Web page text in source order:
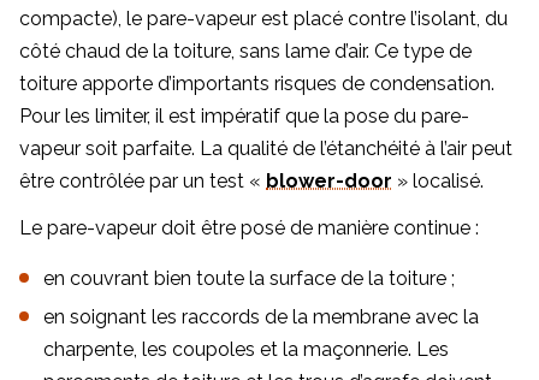
compacte), le pare-vapeur est placé contre l’isolant, du
côté chaud de la toiture, sans lame d’air. Ce type de
toiture apporte d’importants risques de condensation.
Pour les limiter, il est impératif que la pose du pare-
vapeur soit parfaite. La qualité de l’étanchéité à l’air peut
être contrôlée par un test « blower-door » localisé.
Le pare-vapeur doit être posé de manière continue :
en couvrant bien toute la surface de la toiture ;
en soignant les raccords de la membrane avec la
charpente, les coupoles et la maçonnerie. Les